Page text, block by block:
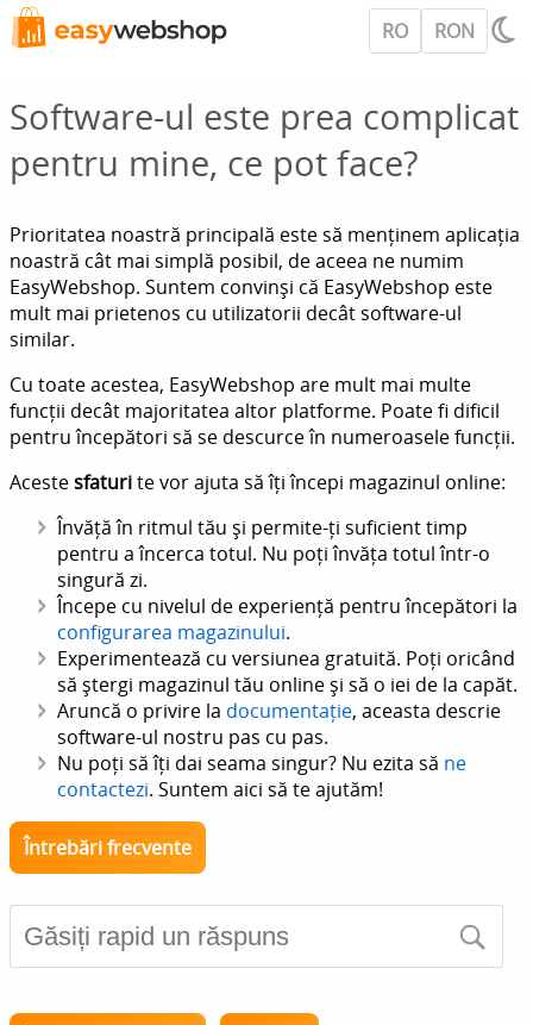
RO RON
Software-ul este prea complicat
pentru mine, ce pot face?
Prioritatea noastră principală este să menținem aplicația
noastră cât mai simplă posibil, de aceea ne numim
EasyWebshop. Suntem convinși că EasyWebshop este
mult mai prietenos cu utilizatorii decât software-ul
similar.
Cu toate acestea, EasyWebshop are mult mai multe
funcții decât majoritatea altor platforme. Poate fi dificil
pentru începători să se descurce în numeroasele funcții.
Acestesfaturite vor ajuta să îți începi magazinul online:
Învăță în ritmul tău și permite-ți suficient timp
pentru a încerca totul. Nu poți învăța totul într-o
singură zi.
Începe cu nivelul de experiență pentru începători la
configurarea magazinului.
Experimentează cu versiunea gratuită. Poți oricând
să ștergi magazinul tău online și să o iei de la capăt.
Aruncă o privire la documentație, aceasta descrie
software-ul nostru pas cu pas.
Nu poți să îți dai seama singur? Nu ezita să ne
contactezi. Suntem aici să te ajutăm!
Întrebări frecvente